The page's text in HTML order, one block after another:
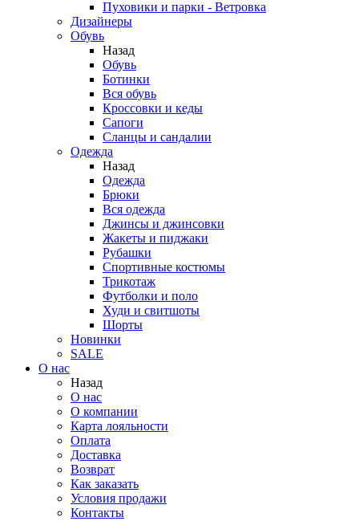
Пуховики и парки - Ветровка
Дизайнеры
Обувь
Назад
Обувь
Ботинки
Вся обувь
Кроссовки и кеды
Сапоги
Сланцы и сандалии
Одежда
Назад
Одежда
Брюки
Вся одежда
Джинсы и джинсовки
Жакеты и пиджаки
Рубашки
Спортивные костюмы
Трикотаж
Футболки и поло
Худи и свитшоты
Шорты
Новинки
SALE
О нас
Назад
О нас
О компании
Карта лояльности
Оплата
Доставка
Возврат
Как заказать
Условия продажи
Контакты